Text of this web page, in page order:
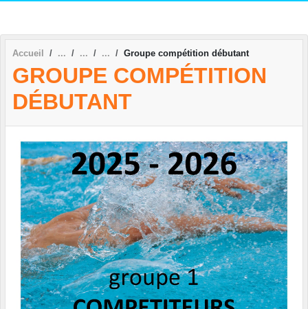
Accueil Groupe compétition débutant
GROUPE COMPÉTITION
DÉBUTANT